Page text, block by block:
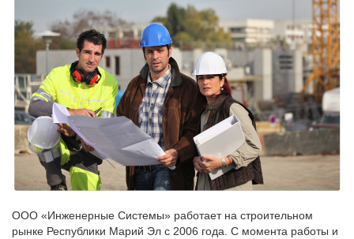
ООО «Инженерные Системы» работает на строительном
рынке Республики Марий Эл с 2006 года. С момента работы и